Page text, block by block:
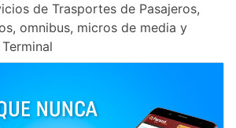
de Trasportes de Pasajeros,
omnibus, micros de media y